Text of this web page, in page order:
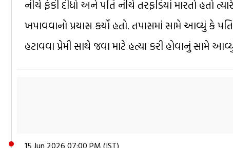
નીચે ફેંકી દીધો અને પતિ નીચે તરફડિયાં મારતો હતો
ખપાવવાનો પ્રયાસ કર્યો હતો. તપાસમાં સામે આવ્યું કે
હટાવવા પ્રેમી સાથે જવા માટે હત્યા કરી હોવાનું સામે